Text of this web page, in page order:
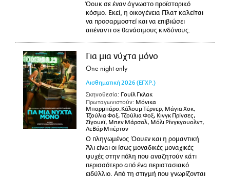
Όουκ σε έναν άγνωστο προϊστορικό
κόσμο. Εκεί, η οικογένεια Πλατ καλείται
να προσαρμοστεί και να επιβιώσει
απέναντι σε θανάσιμους κινδύνους.
Για μια νύχτα μόνο
One night only
Αισθηματική 2026 (ΕΓΧΡ.)
Σκηνοθεσία: Γουίλ Γκλακ
Πρωταγωνιστούν: Μόνικα
Μπαρμπάρο,Κάλουμ Τέρνερ, Μάγια Χοκ,
Τζούλια Φοξ, Τζούλια Φοξ, Κινγκ Πρίνσες,
Ζίγουεϊ, Μπεν Μάρσαλ, Μόλι Ρίνγκγουολντ,
ΛεΒάρ Μπέρτον
Ο πληγωμένος Όουεν και η ρομαντική
Άλι είναι οι ίσως μοναδικές μοναχικές
ψυχές στην πόλη που αναζητούν κάτι
περισσότερο από ένα περιστασιακό
ειδύλλιο. Από τη στιγμή που γνωρίζονται